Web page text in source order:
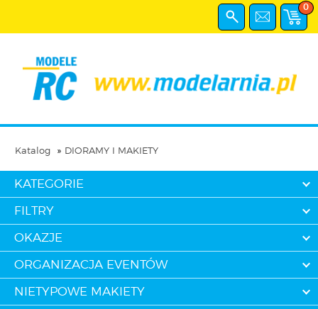
0
Katalog DIORAMY I MAKIETY
KATEGORIE
FILTRY
OKAZJE
ORGANIZACJA EVENTÓW
NIETYPOWE MAKIETY